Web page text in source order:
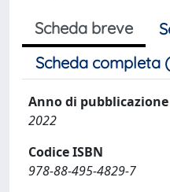
Scheda breve
Scheda completa
Anno di pubblicazione
2022
Codice ISBN
978-88-495-4829-7